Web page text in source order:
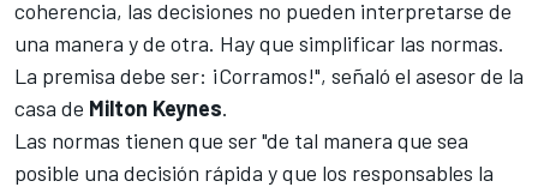
coherencia, las decisiones no pueden interpretarse de
una manera y de otra. Hay que simplificar las normas.
La premisa debe ser: ¡Corramos!", señaló el asesor de la
casa de Milton Keynes.
Las normas tienen que ser "de tal manera que sea
posible una decisión rápida y que los responsables la